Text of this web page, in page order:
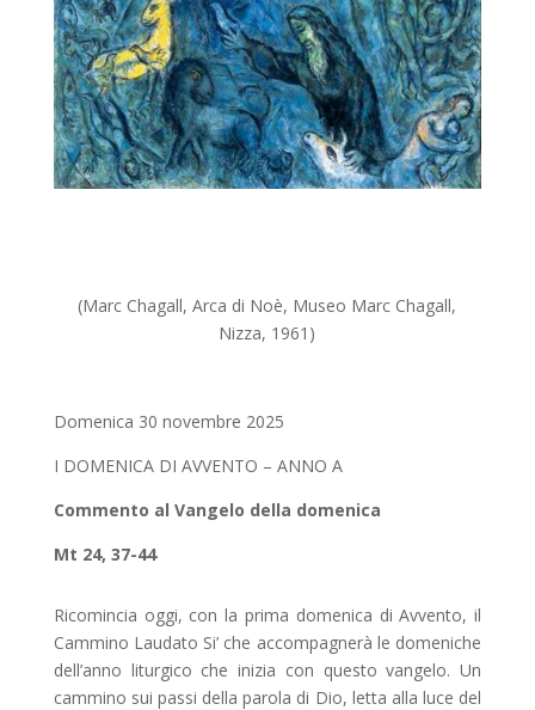
(Marc Chagall, Arca di Noè, Museo Marc Chagall,
Nizza, 1961)
Domenica 30 novembre 2025
I DOMENICA DI AVVENTO – ANNO A
Commento al Vangelo della domenica
Mt 24, 37-44
Ricomincia oggi, con la prima domenica di Avvento, il
Cammino Laudato Si’ che accompagnerà le domeniche
dell’anno liturgico che inizia con questo vangelo. Un
cammino sui passi della parola di Dio, letta alla luce del